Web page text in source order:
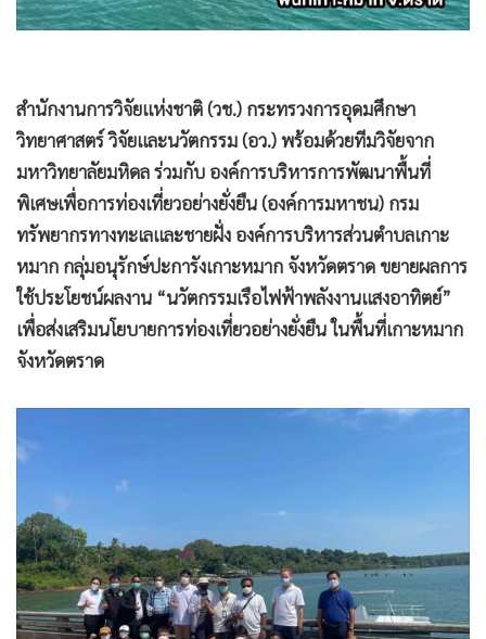
• การเมือง
• ต่างประเทศ
• Special Scoop
• เศรษฐกิจ-ธุรกิจ
• จีน
• ชุมชน-คุณภาพชีวิต
• อาชญากรรม
Motoring
•
เกม
• SMEs
•
• กองทุนรวม
• Celeb Online
• Factcheck
• ญี่ปุ่น
สำนักงานการวิจัยแห่งชาติ (วช.) กระทรวงการอุดมศึกษา
วิทยาศาสตร์ วิจัยและนวัตกรรม (อว.) พร้อมด้วยทีมวิจัยจาก
มหาวิทยาลัยมหิดล ร่วมกับ องค์การบริหารการพัฒนาพื้นที่
พิเศษเพื่อการท่องเที่ยวอย่างยั่งยืน (องค์การมหาชน) กรม
ทรัพยากรทางทะเลและชายฝั่ง องค์การบริหารส่วนตำบลเกาะ
หมาก กลุ่มอนุรักษ์ปะการังเกาะหมาก จังหวัดตราด ขยายผลการ
ใช้ประโยชน์ผลงาน “นวัตกรรมเรือไฟฟ้าพลังงานแสงอาทิตย์”
เพื่อส่งเสริมนโยบายการท่องเที่ยวอย่างยั่งยืน ในพื้นที่เกาะหมาก
จังหวัดตราด